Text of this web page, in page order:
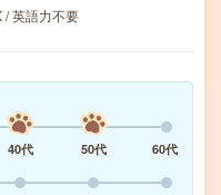
/ 英語力不要
40代 50代
60代